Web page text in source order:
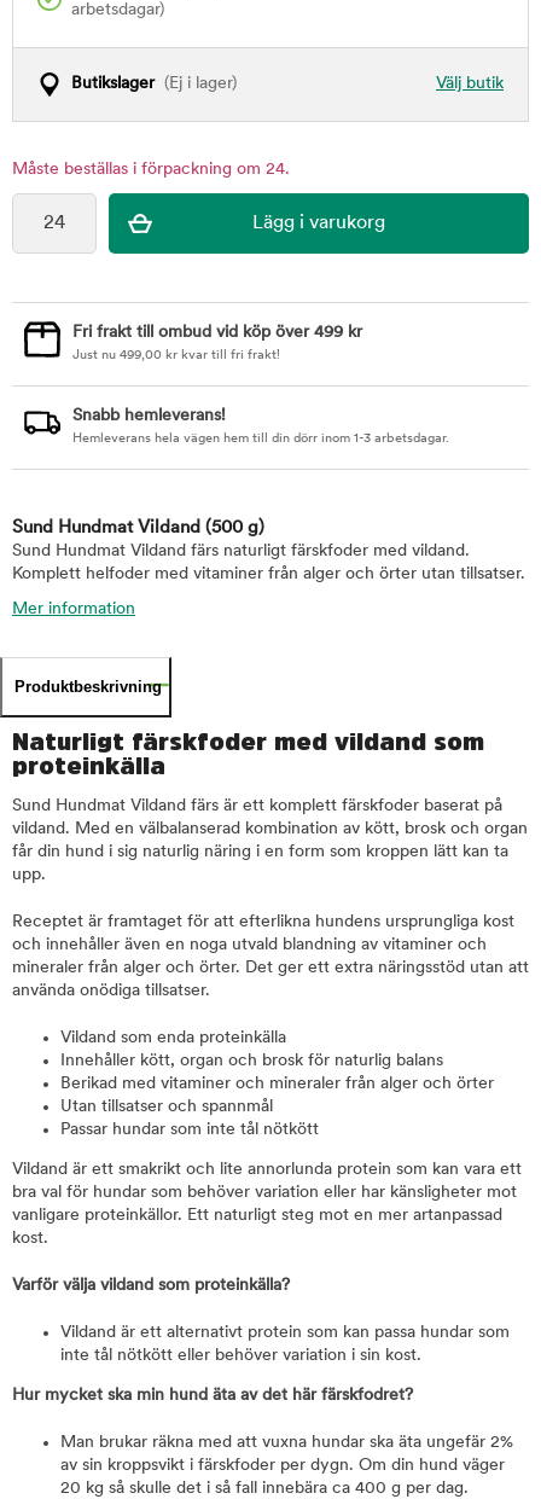
arbetsdagar)
Välj butik
Butikslager(Ej i lager)
Måste beställas i förpackning om 24.
Fri frakt till ombud vid köp över 499 kr
Just nu 499,00 kr kvar till fri frakt!
Snabb hemleverans!
Hemleverans hela vägen hem till din dörr inom 1-3 arbetsdagar.
Sund Hundmat Vildand (500 g)
Sund Hundmat Vildand färs naturligt färskfoder med vildand.
Komplett helfoder med vitaminer från alger och örter utan tillsatser.
Mer information
Produktbeskrivning
Naturligt färskfoder med vildand som
proteinkälla
Sund Hundmat Vildand färs är ett komplett färskfoder baserat på
vildand. Med en välbalanserad kombination av kött, brosk och organ
får din hund i sig naturlig näring i en form som kroppen lätt kan ta
upp.
Receptet är framtaget för att efterlikna hundens ursprungliga kost
och innehåller även en noga utvald blandning av vitaminer och
mineraler från alger och örter. Det ger ett extra näringsstöd utan att
använda onödiga tillsatser.
Vildand som enda proteinkälla
Innehåller kött, organ och brosk för naturlig balans
Berikad med vitaminer och mineraler från alger och örter
Utan tillsatser och spannmål
Passar hundar som inte tål nötkött
Vildand är ett smakrikt och lite annorlunda protein som kan vara ett
bra val för hundar som behöver variation eller har känsligheter mot
vanligare proteinkällor. Ett naturligt steg mot en mer artanpassad
kost.
Varför välja vildand som proteinkälla?
Vildand är ett alternativt protein som kan passa hundar som
inte tål nötkött eller behöver variation i sin kost.
Hur mycket ska min hund äta av det här färskfodret?
Man brukar räkna med att vuxna hundar ska äta ungefär 2%
av sin kroppsvikt i färskfoder per dygn. Om din hund väger
20 kg så skulle det i så fall innebära ca 400 g per dag.